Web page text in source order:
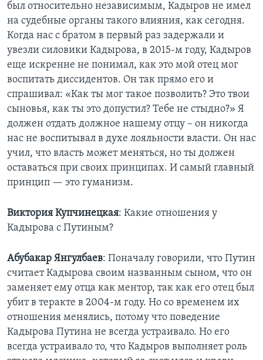
был относительно независимым, Кадыров не имел
на судебные органы такого влияния, как сегодня.
Когда нас с братом в первый раз задержали и
увезли силовики Кадырова, в 2015-м году, Кадыров
еще искренне не понимал, как это мой отец мог
воспитать диссидентов. Он так прямо его и
спрашивал: «Как ты мог такое позволить? Это твои
сыновья, как ты это допустил? Тебе не стыдно?» Я
должен отдать должное нашему отцу – он никогда
нас не воспитывал в духе лояльности власти. Он нас
учил, что власть может меняться, но ты должен
оставаться при своих принципах. И самый главный
принцип — это гуманизм.
Виктория Купчинецкая: Какие отношения у
Кадырова с Путиным?
Абубакар Янгулбаев: Поначалу говорили, что Путин
считает Кадырова своим названным сыном, что он
заменяет ему отца как ментор, так как его отец был
убит в теракте в 2004-м году. Но со временем их
отношения менялись, потому что поведение
Кадырова Путина не всегда устраивало. Но его
всегда устраивало то, что Кадыров выполняет роль